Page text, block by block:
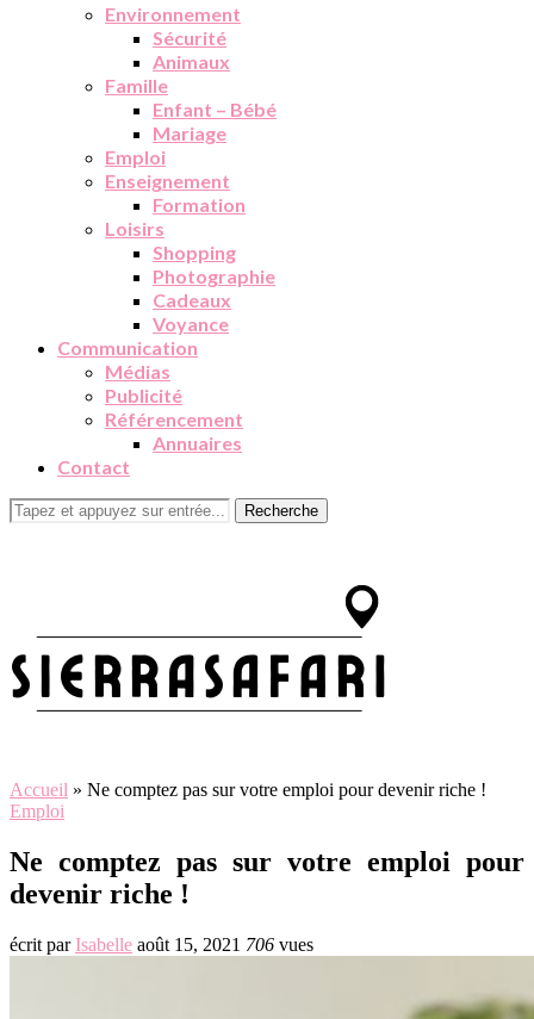
Environnement
Sécurité
Animaux
Famille
Enfant – Bébé
Mariage
Emploi
Enseignement
Formation
Loisirs
Shopping
Photographie
Cadeaux
Voyance
Communication
Médias
Publicité
Référencement
Annuaires
Contact
Recherche
Accueil » Ne comptez pas sur votre emploi pour devenir riche !
Emploi
Ne comptez pas sur votre emploi pour
devenir riche !
écrit par Isabelle août 15, 2021 706 vues